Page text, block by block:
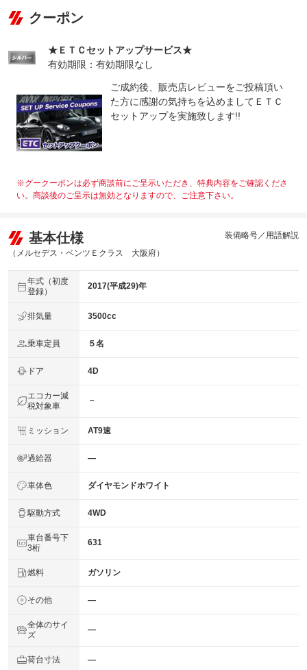
クーポン
★ＥＴＣセットアップサービス★
有効期限：有効期限なし
ご成約後、販売店レビューをご投稿頂い
た方に感謝の気持ちを込めましてＥＴＣ
セットアップを実施致します!!
※グークーポンは必ず商談前にご呈示いただき、特典内容をご確認くださ
い。商談後のご呈示は無効となりますので、ご注意下さい。
基本仕様
（メルセデス・ベンツＥクラス 大阪府）
装備略号／用語解説
年式（初度
登録）
2017(平成29)年
排気量 3500cc
乗車定員 ５名
ドア 4D
エコカー減
税対象車
－
ミッション AT9速
過給器 ―
車体色 ダイヤモンドホワイト
駆動方式 4WD
車台番号下
3桁
631
燃料 ガソリン
その他 ―
全体のサイ
ズ
―
荷台寸法 ―